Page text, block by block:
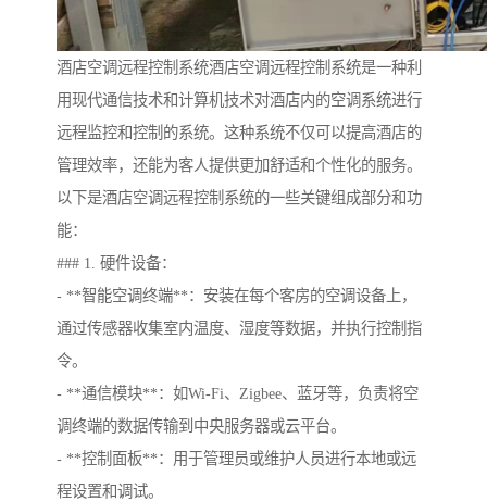
酒店空调远程控制系统酒店空调远程控制系统是一种利
用现代通信技术和计算机技术对酒店内的空调系统进行
远程监控和控制的系统。这种系统不仅可以提高酒店的
管理效率，还能为客人提供更加舒适和个性化的服务。
以下是酒店空调远程控制系统的一些关键组成部分和功
能：
### 1. 硬件设备：
- **智能空调终端**：安装在每个客房的空调设备上，
通过传感器收集室内温度、湿度等数据，并执行控制指
令。
- **通信模块**：如Wi-Fi、Zigbee、蓝牙等，负责将空
调终端的数据传输到中央服务器或云平台。
- **控制面板**：用于管理员或维护人员进行本地或远
程设置和调试。